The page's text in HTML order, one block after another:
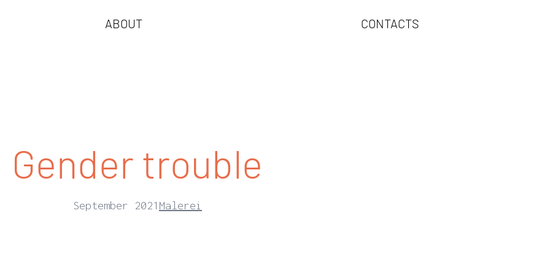
ABOUT CONTACTS
Gender trouble
September 2021 Malerei